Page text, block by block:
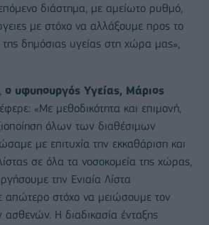
διάστημα, με αμείωτο ρυθμό,
με στόχο να αλλάξουμε προς το
της δημόσιας υγείας στη χώρα μας»,
ο υφυπουργός Υγείας, Μάριος
«Με μεθοδικότητα και επιμονή,
όλων των διαθέσιμων
με επιτυχία την εκκαθάριση και
σε όλα τα νοσοκομεία της χώρας,
την Ενιαία Λίστα
απώτερο στόχο να μειώσουμε τον
Η διαδικασία ένταξης